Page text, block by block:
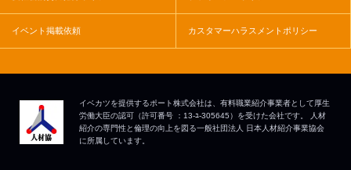
イベント掲載依頼 カスタマーハラスメントポリシー